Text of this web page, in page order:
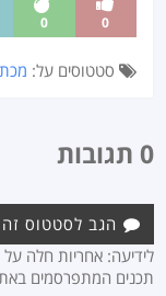
0
0
סטטוסים על:
0 תגובות
הגב לסטטוס זה
לידיעה: אחריות חלה
תכנים המתפרסמים